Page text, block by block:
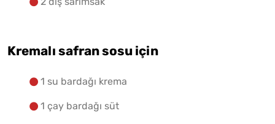
Kremalı safran sosu için
1 su bardağı krema
1 çay bardağı süt